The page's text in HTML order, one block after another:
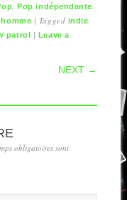
,Pop indépendante,
| Tagged indie
patrol | Leave a
NEXT →
obligatoires sont